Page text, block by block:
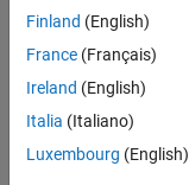
Suchkriterien
weiter
fassen
oder
alle
Stellenangebote
anzeigen .
Finland (English)
France (Français)
Ireland (English)
Italia (Italiano)
Luxembourg (English)